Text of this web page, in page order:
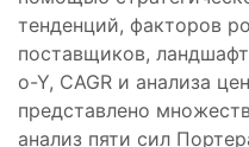
тенденций, факторов
поставщиков,
o-Y, CAGR и анализа
представлено
анализ пяти сил